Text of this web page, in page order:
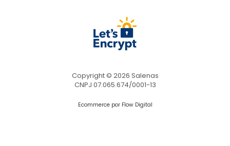
Copyright © 2026 Salenas
CNPJ 07.065.674/0001-13
Ecommerce por Flow Digital